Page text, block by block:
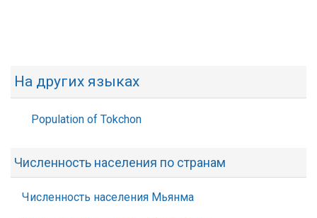
На других языках
Population of Tokchon
Численность населения по странам
Численность населения Мьянма